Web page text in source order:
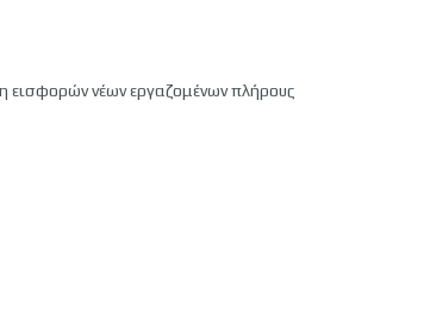
εισφορών νέων εργαζομένων πλήρους